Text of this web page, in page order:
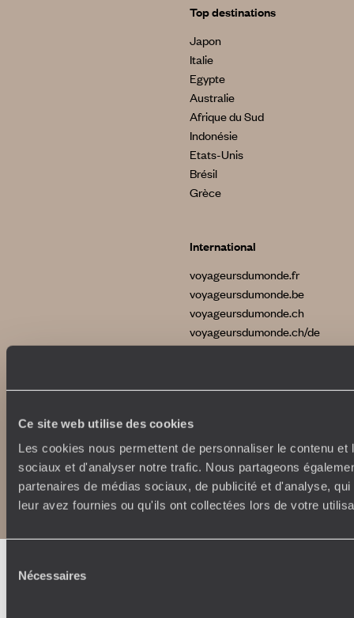
Ce site web utilise des cookies
Les cookies nous permettent de personnaliser le contenu
sociaux et d'analyser notre trafic. Nous partageons
partenaires de médias sociaux, de publicité et d'analyse,
leur avez fournies ou qu'ils ont collectées lors de votre
Nécessaires
Top destinations
Japon
Italie
Egypte
Australie
Afrique du Sud
Indonésie
Etats-Unis
Brésil
Grèce
International
voyageursdumonde.fr
voyageursdumonde.be
voyageursdumonde.ch
voyageursdumonde.ch/de
voyageursdumonde.com
CopyrightsPlan du site
Politique de confidentialité et de Cookies
Notice légale et CGU